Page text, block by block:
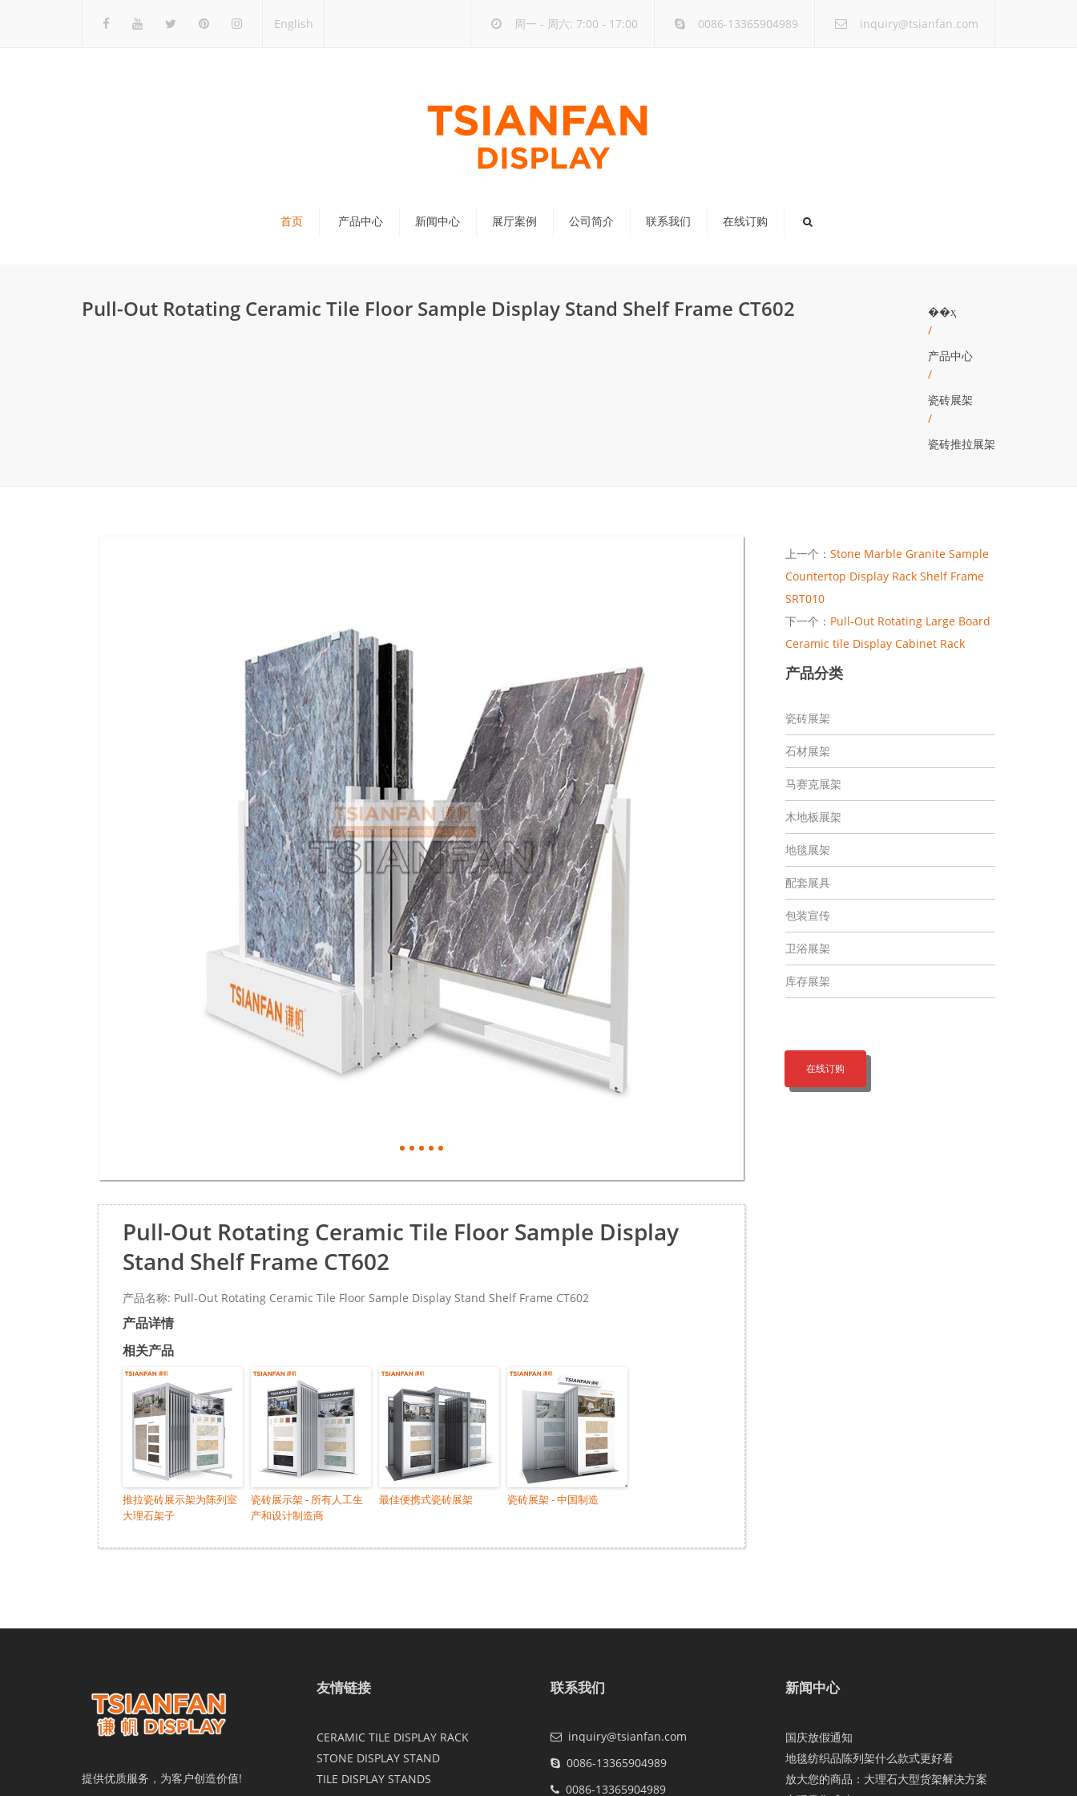
English 周一 - 周六: 7:00 - 17:00 0086-13365904989 inquiry@tsianfan.com
首页 产品中心
石材展架
新闻中心
行业新闻
展厅案例 公司简介 联系我们 在线订购
Pull-Out Rotating Ceramic Tile Floor Sample Display Stand Shelf Frame CT602
��ҳ
/
产品中心
/
瓷砖展架
/
瓷砖推拉展架
Pull-Out Rotating Ceramic Tile Floor Sample Display
Stand Shelf Frame CT602
产品名称: Pull-Out Rotating Ceramic Tile Floor Sample Display Stand Shelf Frame CT602
产品详情
相关产品
推拉瓷砖展示架为陈列室
大理石架子
瓷砖展示架 - 所有人工生
产和设计制造商
最佳便携式瓷砖展架 瓷砖展架 - 中国制造
上一个： Stone Marble Granite Sample
Countertop Display Rack Shelf Frame
SRT010
下一个： Pull-Out Rotating Large Board
Ceramic tile Display Cabinet Rack
产品分类
瓷砖展架
石材展架
马赛克展架
木地板展架
地毯展架
配套展具
包装宣传
卫浴展架
库存展架
在线订购
提供优质服务，为客户创造价值!
友情链接
CERAMIC TILE DISPLAY RACK
STONE DISPLAY STAND
TILE DISPLAY STANDS
联系我们
inquiry@tsianfan.com
0086-13365904989
0086-13365904989
新闻中心
国庆放假通知
地毯纺织品陈列架什么款式更好看
放大您的商品：大理石大型货架解决方案